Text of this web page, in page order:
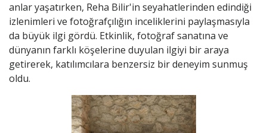
anlar yaşatırken, Reha Bilir'in seyahatlerinden edindiği
izlenimleri ve fotoğrafçılığın inceliklerini paylaşmasıyla
da büyük ilgi gördü. Etkinlik, fotoğraf sanatına ve
dünyanın farklı köşelerine duyulan ilgiyi bir araya
getirerek, katılımcılara benzersiz bir deneyim sunmuş
oldu.